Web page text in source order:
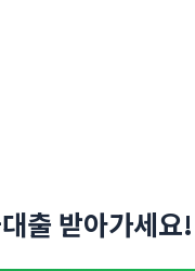
출 받아가세요!